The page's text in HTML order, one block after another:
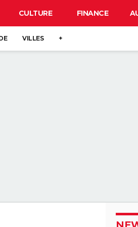
CULTURE FINANCE
VILLES +